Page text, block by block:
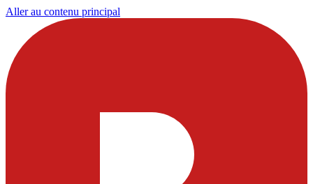
Aller au contenu principal